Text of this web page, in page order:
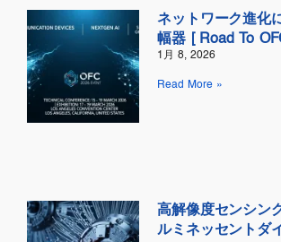
ネットワーク進化
幅器 [ Road To
1月 8, 2026
Read More »
高解像度センシン
ルミネッセントダ